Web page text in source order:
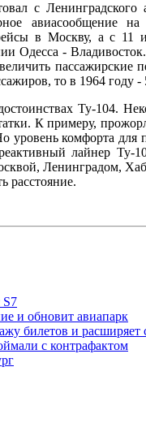
с
авиасообщение
в Москву, а с 11
Одесса -
то в 1964 году -
Ту-104.
К примеру,
уровень комфорта для
лайнер
Ленинградом,
расстояние.
S7
и обновит авиапарк
билетов и расширяет
с контрафактом